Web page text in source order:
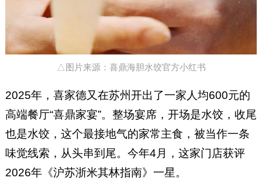
△图片来源：喜鼎海胆水饺官方小红书
2025年，喜家德又在苏州开出了一家人均600元的
高端餐厅“喜鼎家宴”。整场宴席，开场是水饺，收尾
也是水饺，这个最接地气的家常主食，被当作一条
味觉线索，从头串到尾。今年4月，这家门店获评
2026年《沪苏浙米其林指南》一星。